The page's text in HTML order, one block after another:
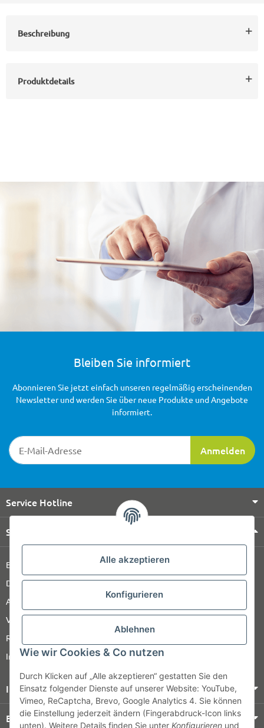
Alle akzeptieren
Konfigurieren
Ablehnen
Wie wir Cookies & Co nutzen
Durch Klicken auf „Alle akzeptieren“ gestatten Sie den
Einsatz folgender Dienste auf unserer Website: YouTube,
Vimeo, ReCaptcha, Brevo, Google Analytics 4. Sie können
die Einstellung jederzeit ändern (Fingerabdruck-Icon links
unten). Weitere Details finden Sie unter Konfigurieren und
Beschreibung
Produktdetails
Bleiben Sie informiert
Newsletter-Registrierung
Anmelden
Abonnieren Sie jetzt einfach unseren regelmäßig erscheinenden
Newsletter und werden Sie über neue Produkte und Angebote
informiert.
Service Hotline
Shop Service
Barrierefreiheitserklärung
Datenschutz
AGB
Versandinformationen
Retour
Impressum
Informationen
Bezahlung & Versand